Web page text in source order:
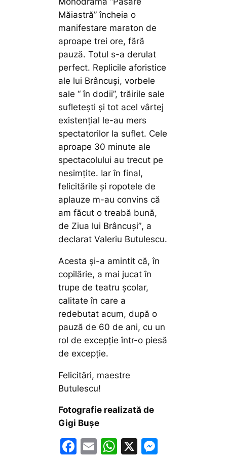
Măiastră” încheia o
manifestare maraton de
aproape trei ore, fără
pauză. Totul s-a derulat
perfect. Replicile aforistice
ale lui Brâncuşi, vorbele
sale “ în dodii”, trăirile sale
sufleteşti şi tot acel vârtej
existenţial le-au mers
spectatorilor la suflet. Cele
aproape 30 minute ale
spectacolului au trecut pe
nesimţite. Iar în final,
felicitările şi ropotele de
aplauze m-au convins că
am făcut o treabă bună,
de Ziua lui Brâncuşi”, a
declarat Valeriu Butulescu.
Acesta și-a amintit că, în
copilărie, a mai jucat în
trupe de teatru şcolar,
calitate în care a
redebutat acum, după o
pauză de 60 de ani, cu un
rol de excepție într-o piesă
de excepție.
Felicitări, maestre
Butulescu!
Fotografie realizată de
Gigi Bușe
F
E
W X